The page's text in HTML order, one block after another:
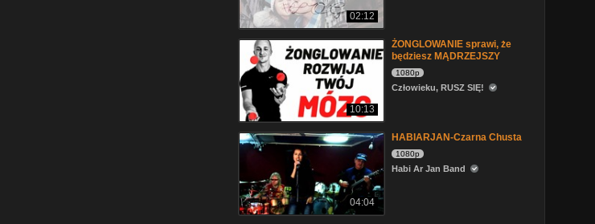
02:12
10:13
ŻONGLOWANIE sprawi, że
będziesz MĄDRZEJSZY
1080p
Człowieku, RUSZ SIĘ!
04:04
HABIARJAN-Czarna Chusta
1080p
Habi Ar Jan Band